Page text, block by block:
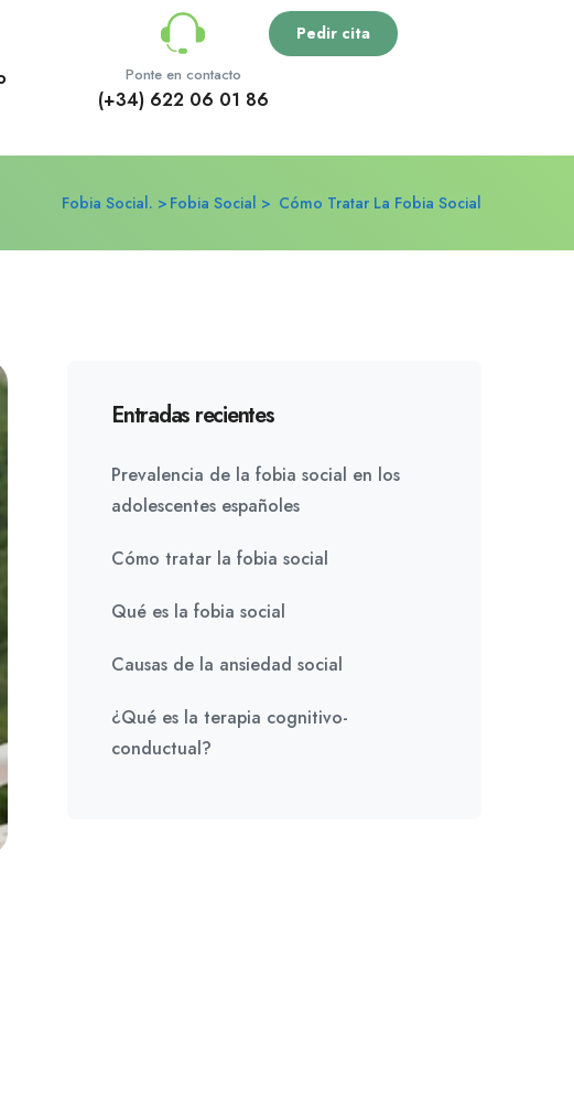
Ponte en contacto
(+34) 622 06 01 86
Pedir cita
Fobia Social. Fobia Social Cómo Tratar La Fobia Social
Entradas recientes
Prevalencia de la fobia social en los
adolescentes españoles
Cómo tratar la fobia social
Qué es la fobia social
Causas de la ansiedad social
¿Qué es la terapia cognitivo-
conductual?